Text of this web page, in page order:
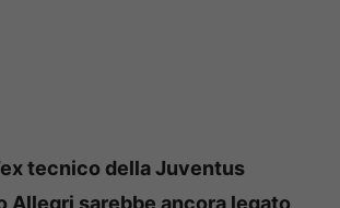
tecnico della Juventus